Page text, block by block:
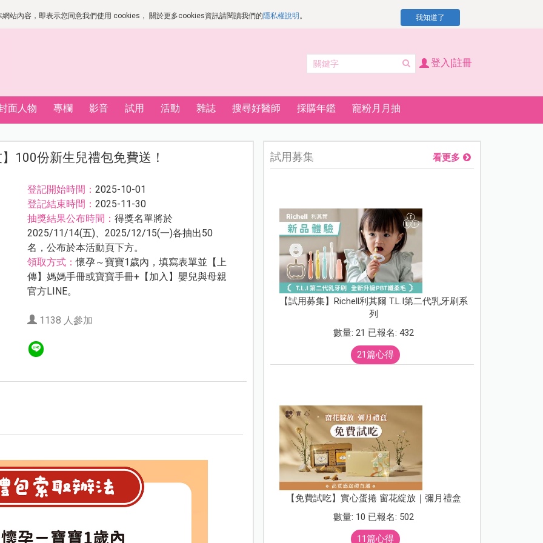
站內容，即表示您同意我們使用 cookies， 關於更多cookies資訊請閱讀我們的隱私權說明 。 我知道了
登入|註冊
面人物 專欄 影音 試用 活動 雜誌 搜尋好醫師 採購年鑑 寵粉月月抽
100份新生兒禮包免費送！
登記開始時間：2025-10-01
登記結束時間：2025-11-30
抽獎結果公布時間：得獎名單將於
2025/11/14(五)、2025/12/15(一)各抽出50
名，公布於本活動頁下方。
領取方式：懷孕～寶寶1歲內，填寫表單並【上
傳】媽媽手冊或寶寶手冊+【加入】嬰兒與母親
官方LINE。
1138 人參加
試用募集 看更多
【試用募集】Richell利其爾 T.L.I第二代乳牙刷系
列
數量: 21 已報名: 432
21篇心得
【免費試吃】實心蛋捲 窗花綻放｜彌月禮盒
數量: 10 已報名: 502
11篇心得